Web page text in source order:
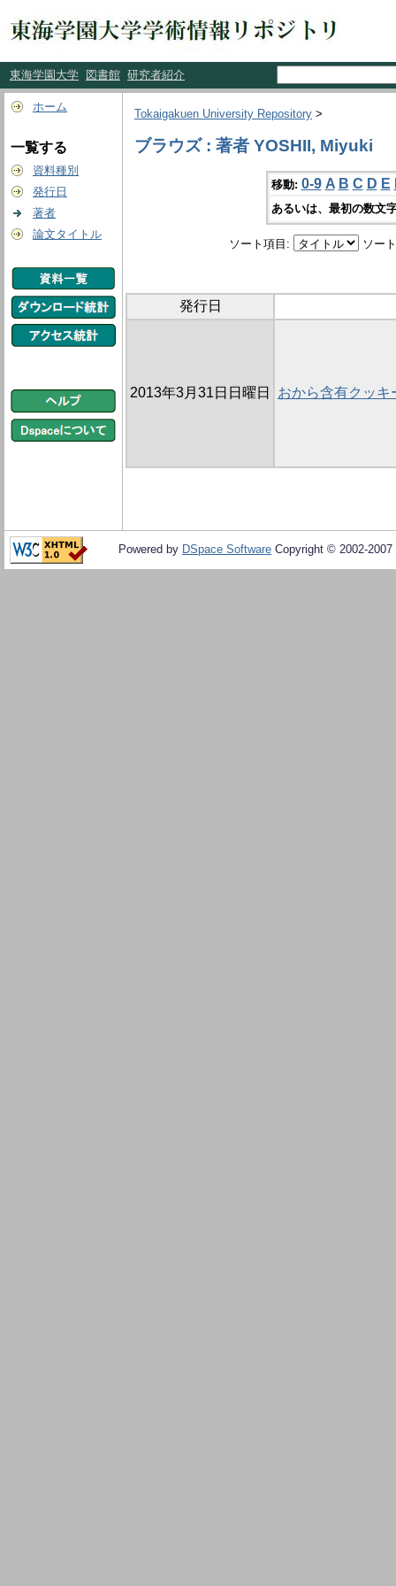
東海学園大学 図書館 研究者紹介
ホーム
一覧する
資料種別
発行日
著者
論文タイトル
Tokaigakuen University Repository >
ブラウズ : 著者 YOSHII, Miyuki
移動: 0-9 A B C D E
あるいは、最初の数文
ソート項目: ソー
発行日
2013年3月31日日曜日 おから含有クッ
Powered by DSpace Software Copyright © 2002-2007